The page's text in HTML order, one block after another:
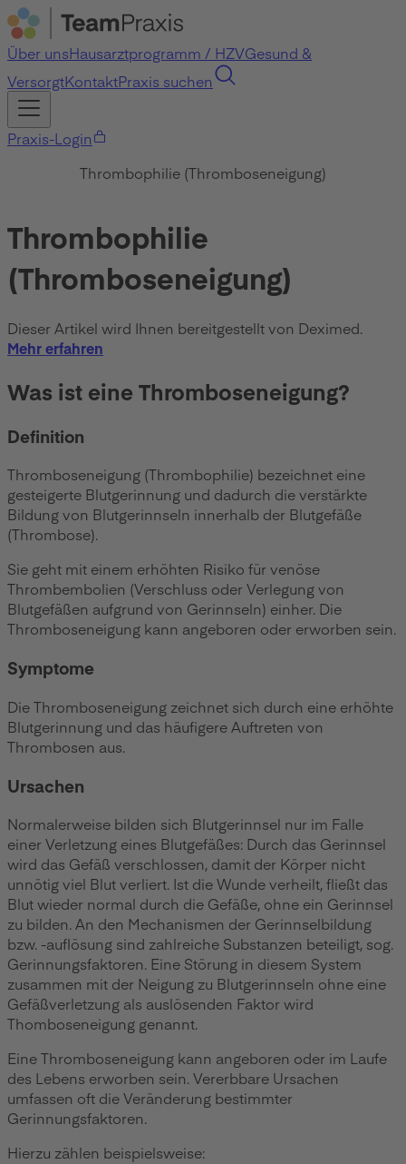
Über unsHausarztprogramm / HZVGesund &
VersorgtKontaktPraxis suchen
Praxis-Login
Thrombophilie (Thromboseneigung)
Thrombophilie
(Thromboseneigung)
Dieser Artikel wird Ihnen bereitgestellt von Deximed.
Mehr erfahren
Was ist eine Thromboseneigung?
Definition
Thromboseneigung (Thrombophilie) bezeichnet eine
gesteigerte Blutgerinnung und dadurch die verstärkte
Bildung von Blutgerinnseln innerhalb der Blutgefäße
(Thrombose).
Sie geht mit einem erhöhten Risiko für venöse
Thrombembolien (Verschluss oder Verlegung von
Blutgefäßen aufgrund von Gerinnseln) einher. Die
Thromboseneigung kann angeboren oder erworben sein.
Symptome
Die Thromboseneigung zeichnet sich durch eine erhöhte
Blutgerinnung und das häufigere Auftreten von
Thrombosen aus.
Ursachen
Normalerweise bilden sich Blutgerinnsel nur im Falle
einer Verletzung eines Blutgefäßes: Durch das Gerinnsel
wird das Gefäß verschlossen, damit der Körper nicht
unnötig viel Blut verliert. Ist die Wunde verheilt, fließt das
Blut wieder normal durch die Gefäße, ohne ein Gerinnsel
zu bilden. An den Mechanismen der Gerinnselbildung
bzw. -auflösung sind zahlreiche Substanzen beteiligt, sog.
Gerinnungsfaktoren. Eine Störung in diesem System
zusammen mit der Neigung zu Blutgerinnseln ohne eine
Gefäßverletzung als auslösenden Faktor wird
Thomboseneigung genannt.
Eine Thromboseneigung kann angeboren oder im Laufe
des Lebens erworben sein. Vererbbare Ursachen
umfassen oft die Veränderung bestimmter
Gerinnungsfaktoren.
Hierzu zählen beispielsweise: